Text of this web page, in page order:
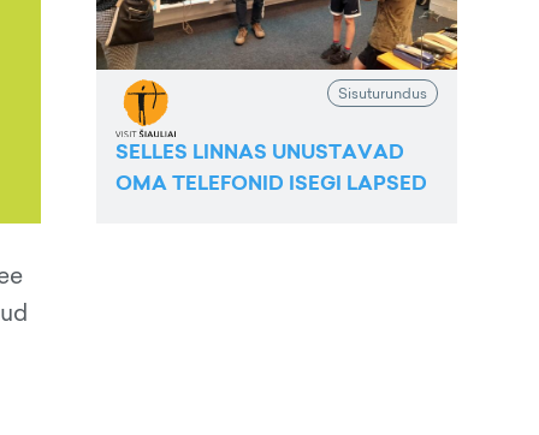
Sisuturundus
SELLES LINNAS UNUSTAVAD
OMA TELEFONID ISEGI LAPSED